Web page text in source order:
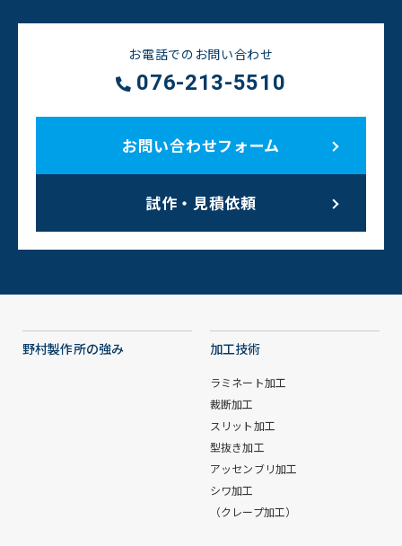
お電話でのお問い合わせ
076-213-5510
お問い合わせフォーム
試作・見積依頼
野村製作所の強み 加工技術
ラミネート加工
裁断加工
スリット加工
型抜き加工
アッセンブリ加工
シワ加工
（クレープ加工）